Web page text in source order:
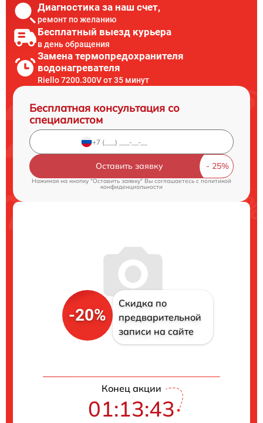
Диагностика за наш счет,
ремонт по желанию
Бесплатный выезд курьера
в день обращения
Замена термопредохранителя
водонагревателя
Riello 7200.300V от 35 минут
Бесплатная консультация со
специалистом
Оставить заявку
Нажимая на кнопку "Оставить заявку" Вы соглашаетесь c политикой
конфиденциальности
-20%
Скидка по
предварительной
записи на сайте
Конец акции
01:13:42